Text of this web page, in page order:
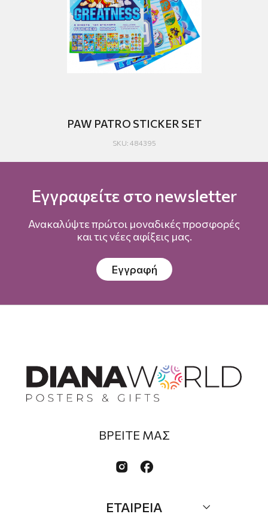
PAW PATRO STICKER SET
SKU: 484395
Εγγραφείτε στο newsletter
Ανακαλύψτε πρώτοι μοναδικές προσφορές
και τις νέες αφίξεις μας.
Εγγραφή
ΒΡΕΙΤΕ ΜΑΣ
 
ΕΤΑΙΡΕΙΑ